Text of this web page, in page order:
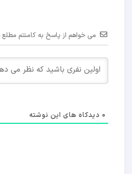
می خواهم از پاسخ به کامنتم
0 دیدکاه های این نوشته